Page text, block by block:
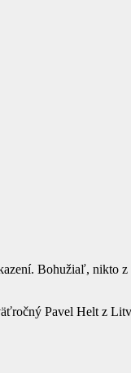
Bohužiaľ, nikto z
Pavel Helt z